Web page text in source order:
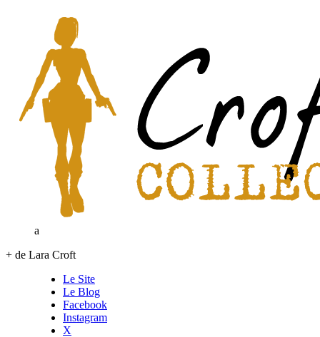
a
+ de Lara Croft
Le Site
Le Blog
Facebook
Instagram
X